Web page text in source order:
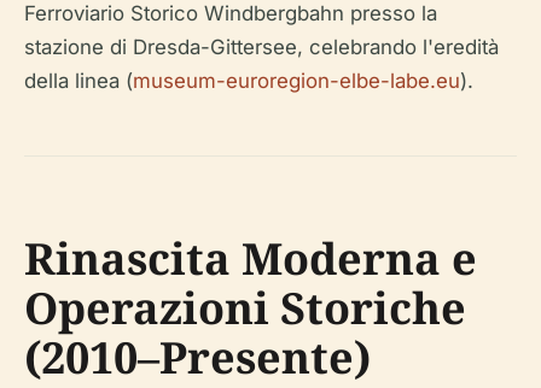
Ferroviario Storico Windbergbahn presso la
stazione di Dresda-Gittersee, celebrando l'eredità
della linea (museum-euroregion-elbe-labe.eu).
Rinascita Moderna e
Operazioni Storiche
(2010–Presente)